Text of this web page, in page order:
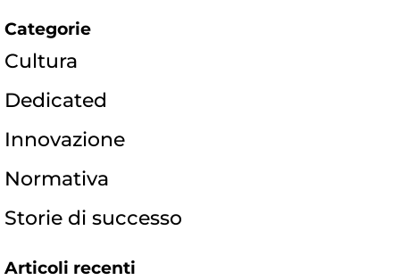
Categorie
Cultura
Dedicated
Innovazione
Normativa
Storie di successo
Articoli recenti